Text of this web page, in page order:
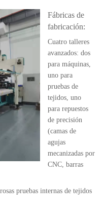
Fábricas de
fabricación:
Cuatro talleres
avanzados: dos
para máquinas,
uno para
pruebas de
tejidos, uno
para repuestos
de precisión
(camas de
agujas
mecanizadas por
CNC, barras
pruebas internas de tejidos